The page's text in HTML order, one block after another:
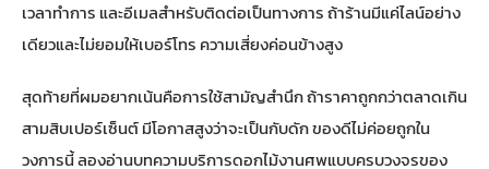
เวลาทำการ และอีเมลสำหรับติดต่อเป็นทางการ ถ้าร้านมีแค่ไลน์อย่าง
เดียวและไม่ยอมให้เบอร์โทร ความเสี่ยงค่อนข้างสูง
สุดท้ายที่ผมอยากเน้นคือการใช้สามัญสำนึก ถ้าราคาถูกกว่าตลาดเกิน
สามสิบเปอร์เซ็นต์ มีโอกาสสูงว่าจะเป็นกับดัก ของดีไม่ค่อยถูกใน
วงการนี้ ลองอ่านบทความบริการดอกไม้งานศพแบบครบวงจรของ